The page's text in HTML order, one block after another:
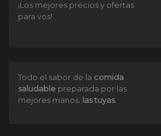
¡Los mejores precios y ofertas
para vos!
Todo el sabor de la comida
saludable preparada por las
mejores manos: las tuyas.